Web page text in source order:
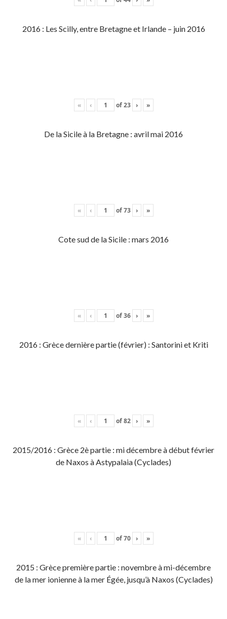
2016 : Les Scilly, entre Bretagne et Irlande – juin 2016
« ‹ of23 › »
De la Sicile à la Bretagne : avril mai 2016
« ‹ of73 › »
Cote sud de la Sicile : mars 2016
« ‹ of36 › »
2016 : Grèce dernière partie (février) : Santorini et Kriti
« ‹ of82 › »
2015/2016 : Grèce 2è partie : mi décembre à début février
de Naxos à Astypalaia (Cyclades)
« ‹ of70 › »
2015 : Grèce première partie : novembre à mi-décembre
de la mer ionienne à la mer Égée, jusqu’à Naxos (Cyclades)